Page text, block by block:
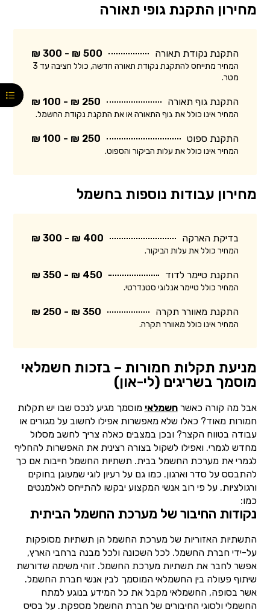
מחירון התקנת גופי תאורה
התקנת נקודת תאורה 500 ₪ - 300 ₪
המחיר מתייחס להתקנת נקודת תאורה חדשה, כולל חציבה עד 3
מטר.
התקנת גוף תאורה 250 ₪ - 100 ₪
המחיר אינו כולל את גוף התאורה או את התקנת נקודת החשמל.
התקנת ספוט 250 ₪ - 100 ₪
המחיר אינו כולל את עלות הביקור והספוט.
מחירון עבודות נוספות בחשמל
בדיקת הארקה 400 ₪ - 300 ₪
המחיר כולל את עלות הביקור.
התקנת טיימר לדוד 450 ₪ - 350 ₪
המחיר כולל טיימר אנלוגי סטנדרטי.
התקנת מאוורר תקרה 350 ₪ - 250 ₪
המחיר אינו כולל מאוורר תקרה.
מניעת תקלות חמורות – בזכות חשמלאי
מוסמך בשריגים (לי-און)
אבל מה קורה כאשרחשמלאי מוסמך מגיע לנכס שבו יש תקלות
חמורות מאוד? כאלו שלא מאפשרות אפילו לחשוב על מגורים או
עבודה בטווח הקצר? ובכן במצבים כאלה צריך לחשב מסלול
מחדש לגמרי. ואפילו לשקול בצורה רצינית את האפשרות להחליף
לגמרי את מערכת החשמל בבית. תשתיות החשמל חייבות אם כך
להתבסס על סדר וארגון. כמו גם על רעיון לוגי שמעוגן בחוקים
ורגולציות. על פי רוב אנשי המקצוע יבקשו להתייחס לאלמנטים
כמו:
נקודות החיבור של מערכת החשמל הביתית
התשתיות האזוריות של מערכת החשמל הן תשתיות מסופקות
על-ידי חברת החשמל. לכל השכונה ולכל מבנה ברחבי הארץ,
אפשר לחבר את תשתיות מערכת החשמל. זוהי משימה שדורשת
שיתוף פעולה בין החשמלאי המוסמך לבין אנשי חברת החשמל.
אשר בסופה, החשמלאי מקבל את כל המידע בנוגע למתח
החשמלי ולסוגי החיבורים של חברת החשמל מספקת. על בסיס